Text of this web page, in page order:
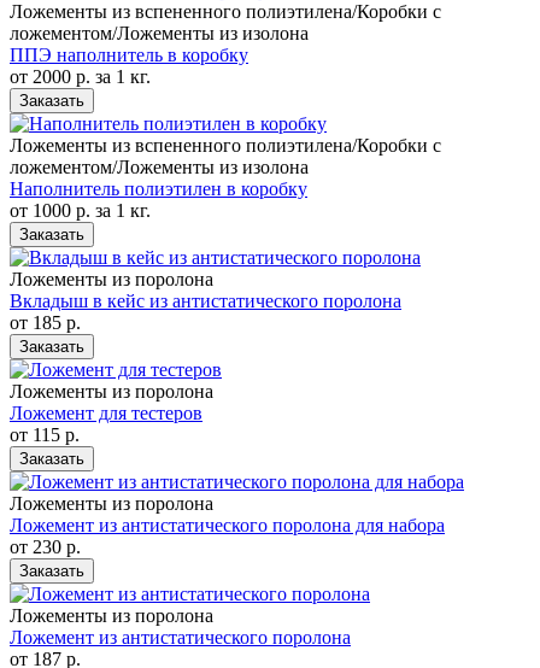
Ложементы из вспененного полиэтилена/Коробки с
ложементом/Ложементы из изолона
ППЭ наполнитель в коробку
от 2000 р. за 1 кг.
Заказать
Ложементы из вспененного полиэтилена/Коробки с
ложементом/Ложементы из изолона
Наполнитель полиэтилен в коробку
от 1000 р. за 1 кг.
Заказать
Ложементы из поролона
Вкладыш в кейс из антистатического поролона
от 185 р.
Заказать
Ложементы из поролона
Ложемент для тестеров
от 115 р.
Заказать
Ложементы из поролона
Ложемент из антистатического поролона для набора
от 230 р.
Заказать
Ложементы из поролона
Ложемент из антистатического поролона
от 187 р.